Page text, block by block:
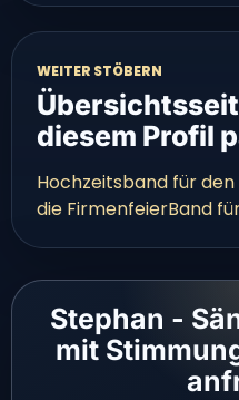
WEITER STÖBERN
diesem Profil
Hochzeitsband für
die FirmenfeierBand
Stephan -
mit